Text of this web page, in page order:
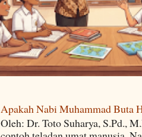
Apakah Nabi Muhammad Buta
Oleh: Dr. Toto Suharya, S.Pd.,